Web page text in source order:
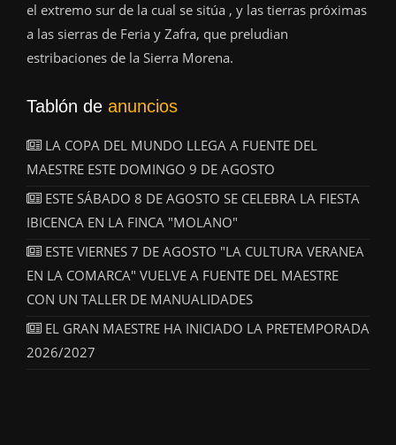
el extremo sur de la cual se sitúa , y las tierras próximas
a las sierras de Feria y Zafra, que preludian
estribaciones de la Sierra Morena.
Tablón de anuncios
LA COPA DEL MUNDO LLEGA A FUENTE DEL
MAESTRE ESTE DOMINGO 9 DE AGOSTO
ESTE SÁBADO 8 DE AGOSTO SE CELEBRA LA FIESTA
IBICENCA EN LA FINCA "MOLANO"
ESTE VIERNES 7 DE AGOSTO "LA CULTURA VERANEA
EN LA COMARCA" VUELVE A FUENTE DEL MAESTRE
CON UN TALLER DE MANUALIDADES
EL GRAN MAESTRE HA INICIADO LA PRETEMPORADA
2026/2027